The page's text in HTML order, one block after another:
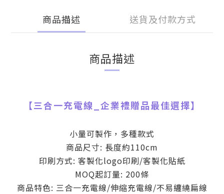
商品描述 送貨及付款方式
商品描述
【三合一充電線 企業禮贈品最佳選擇】
小量可製作，多種款式
商品尺寸: 長度約110cm
印刷方式: 客製化logo印刷/客製化貼紙
MOQ起訂量: 200條
商品特色: 三合一充電線/伸縮充電線/不易纏繞扁線